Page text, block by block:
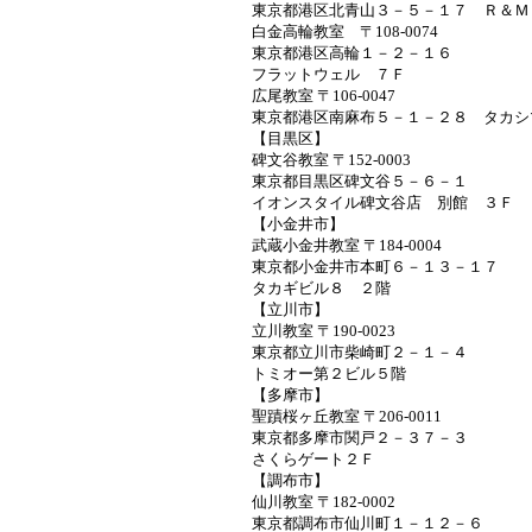
東京都港区北青山３－５－１７ Ｒ＆Ｍ
白金高輪教室 〒108-0074
東京都港区高輪１－２－１６
フラットウェル ７Ｆ
広尾教室 〒106-0047
東京都港区南麻布５－１－２８ タカシ
【目黒区】
碑文谷教室 〒152-0003
東京都目黒区碑文谷５－６－１
イオンスタイル碑文谷店 別館 ３Ｆ
【小金井市】
武蔵小金井教室 〒184-0004
東京都小金井市本町６－１３－１７
タカギビル８ ２階
【立川市】
立川教室 〒190-0023
東京都立川市柴崎町２－１－４
トミオー第２ビル５階
【多摩市】
聖蹟桜ヶ丘教室 〒206-0011
東京都多摩市関戸２－３７－３
さくらゲート２Ｆ
【調布市】
仙川教室 〒182-0002
東京都調布市仙川町１－１２－６